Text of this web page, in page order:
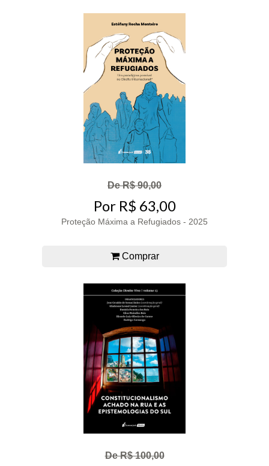
De R$ 90,00
Por R$ 63,00
Proteção Máxima a Refugiados - 2025
Comprar
De R$ 100,00